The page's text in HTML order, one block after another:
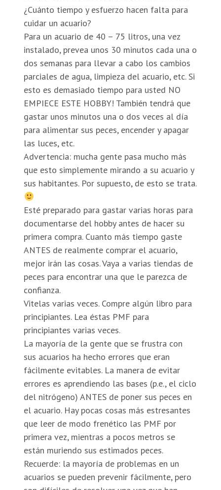
¿Cuánto tiempo y esfuerzo hacen falta para
cuidar un acuario?
Para un acuario de 40 – 75 litros, una vez
instalado, prevea unos 30 minutos cada una o
dos semanas para llevar a cabo los cambios
parciales de agua, limpieza del acuario, etc. Si
esto es demasiado tiempo para usted NO
EMPIECE ESTE HOBBY! También tendrá que
gastar unos minutos una o dos veces al día
para alimentar sus peces, encender y apagar
las luces, etc.
Advertencia: mucha gente pasa mucho más
que esto simplemente mirando a su acuario y
sus habitantes. Por supuesto, de esto se trata.
Esté preparado para gastar varias horas para
documentarse del hobby antes de hacer su
primera compra. Cuanto más tiempo gaste
ANTES de realmente comprar el acuario,
mejor irán las cosas. Vaya a varias tiendas de
peces para encontrar una que le parezca de
confianza.
Vitelas varias veces. Compre algún libro para
principiantes. Lea éstas PMF para
principiantes varias veces.
La mayoría de la gente que se frustra con
sus acuarios ha hecho errores que eran
fácilmente evitables. La manera de evitar
errores es aprendiendo las bases (p.e., el ciclo
del nitrógeno) ANTES de poner sus peces en
el acuario. Hay pocas cosas más estresantes
que leer de modo frenético las PMF por
primera vez, mientras a pocos metros se
están muriendo sus estimados peces.
Recuerde: la mayoría de problemas en un
acuarios se pueden prevenir fácilmente, pero